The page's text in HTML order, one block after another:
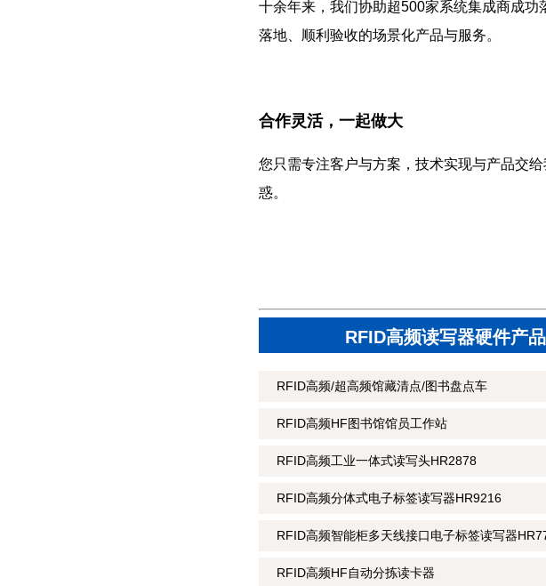
十余年来，我们协助超500家系统集成商成功
落地、顺利验收的场景化产品与服务。
合作灵活，一起做大
您只需专注客户与方案，技术实现与产品交
惑。
RFID高频读写器硬件产
RFID高频/超高频馆藏清点/图书盘点车
RFID高频HF图书馆馆员工作站
RFID高频工业一体式读写头HR2878
RFID高频分体式电子标签读写器HR9216
RFID高频智能柜多天线接口电子标签读写器
RFID高频HF自动分拣读卡器